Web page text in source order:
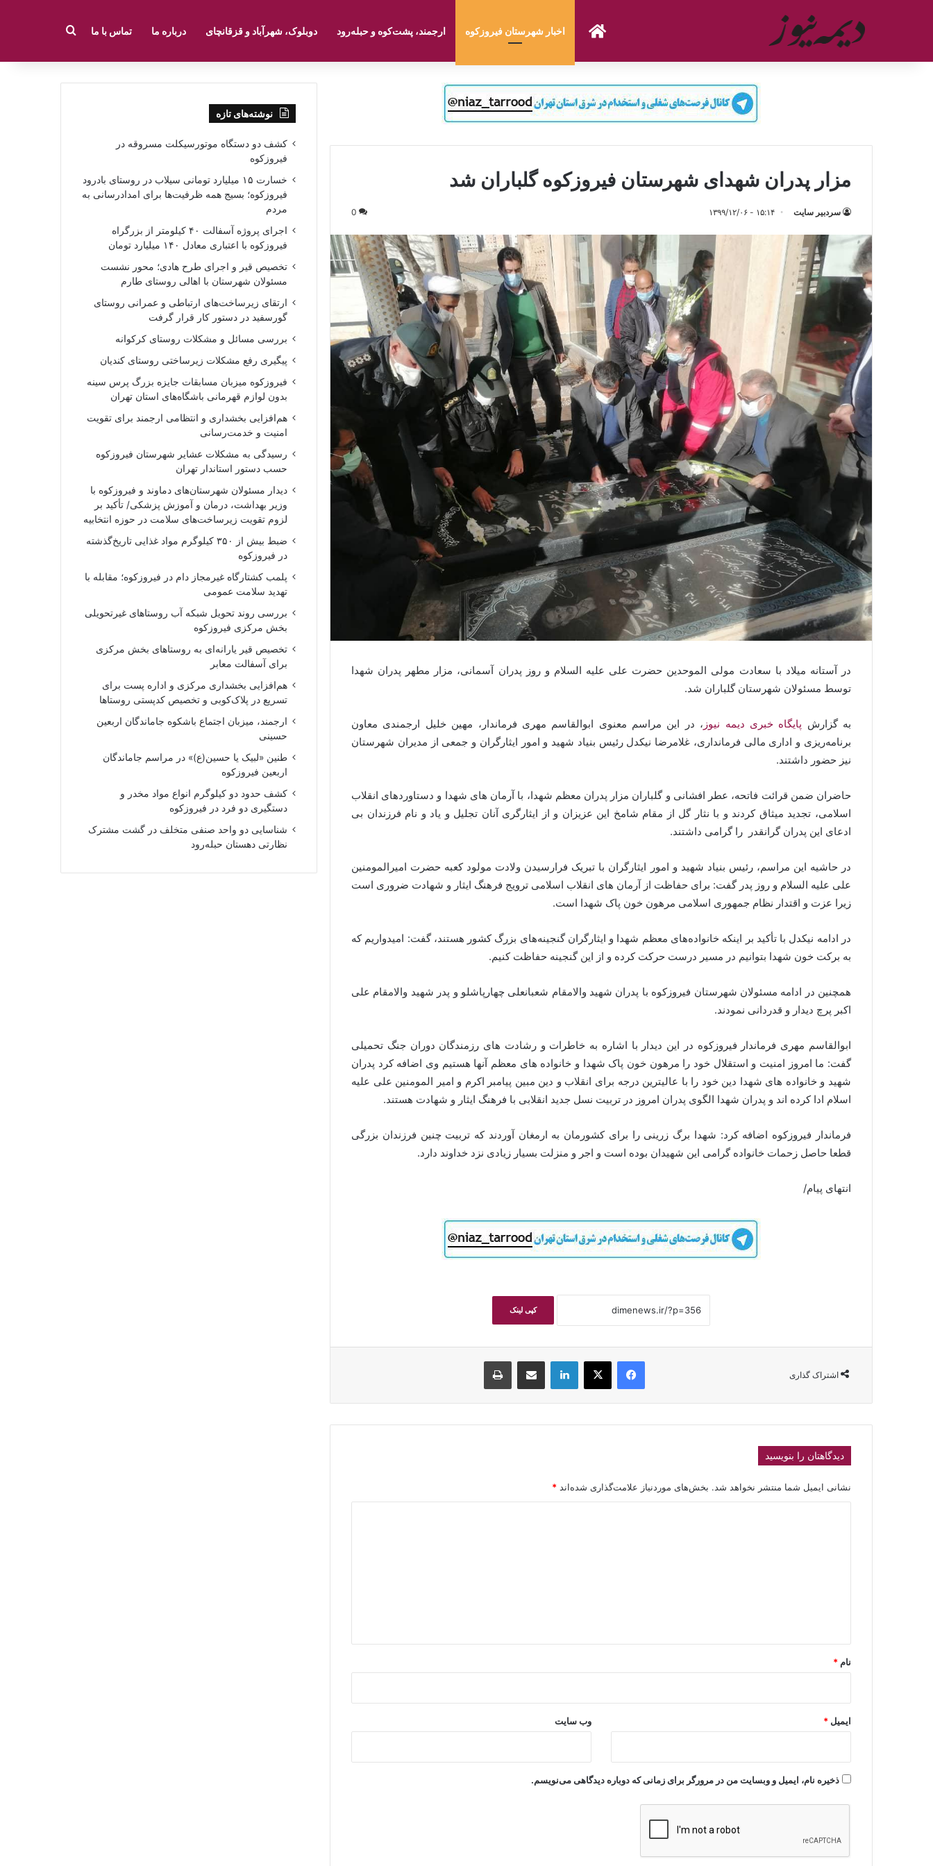
صفحه نخست
اخبار شهرستان فیروزکوه ارجمند، پشت‌کوه و حبله‌رود دوبلوک، شهرآباد و قزقانچای درباره ما تماس با ما جستجو برای
مزار پدران شهدای شهرستان فیروزکوه گلباران شد
سردبیر سایت ۱۵:۱۴ - ۱۳۹۹/۱۲/۰۶ 0
در آستانه میلاد با سعادت مولی الموحدین حضرت علی علیه السلام و روز پدران آسمانی، مزار مطهر پدران شهدا
توسط مسئولان شهرستان گلباران شد.
به گزارش پایگاه خبری دیمه نیوز ، در این مراسم معنوی ابوالقاسم مهری فرماندار، مهین خلیل ارجمندی معاون
برنامه‌ریزی و اداری مالی فرمانداری، غلامرضا نیکدل رئیس بنیاد شهید و امور ایثارگران و جمعی از مدیران شهرستان
نیز حضور داشتند.
حاضران ضمن قرائت فاتحه، عطر افشانی و گلباران مزار پدران معظم شهدا، با آرمان های شهدا و دستاوردهای انقلاب
اسلامی، تجدید میثاق کردند و با نثار گل از مقام شامخ این عزیزان و از ایثارگری آنان تجلیل و یاد و نام فرزندان بی
ادعای این پدران گرانقدر را گرامی داشتند.
در حاشیه این مراسم، رئیس بنیاد شهید و امور ایثارگران با تبریک فرارسیدن ولادت مولود کعبه حضرت امیرالمومنین
علی علیه السلام و روز پدر گفت: برای حفاظت از آرمان های انقلاب اسلامی ترویج فرهنگ ایثار و شهادت ضروری است
زیرا عزت و اقتدار نظام جمهوری اسلامی مرهون خون پاک شهدا است.
در ادامه نیکدل با تأکید بر اینکه خانواده‌های معظم شهدا و ایثارگران گنجینه‌های بزرگ کشور هستند، گفت: امیدواریم که
به برکت خون شهدا بتوانیم در مسیر درست حرکت کرده و از این گنجینه حفاظت کنیم.
همچنین در ادامه مسئولان شهرستان فیروزکوه با پدران شهید والامقام شعبانعلی چهارپاشلو و پدر شهید والامقام علی
اکبر پرچ دیدار و قدردانی نمودند.
ابوالقاسم مهری فرماندار فیروزکوه در این دیدار با اشاره به خاطرات و رشادت های رزمندگان دوران جنگ تحمیلی
گفت: ما امروز امنیت و استقلال خود را مرهون خون پاک شهدا و خانواده های معظم آنها هستیم وی اضافه کرد پدران
شهید و خانواده های شهدا دین خود را با عالیترین درجه برای انقلاب و دین مبین پیامبر اکرم و امیر المومنین علی علیه
اسلام ادا کرده اند و پدران شهدا الگوی پدران امروز در تربیت نسل جدید انقلابی با فرهنگ ایثار و شهادت هستند.
فرماندار فیروزکوه اضافه کرد: شهدا برگ زرینی را برای کشورمان به ارمغان آوردند که تربیت چنین فرزندان بزرگی
قطعا حاصل زحمات خانواده گرامی این شهیدان بوده است و اجر و منزلت بسیار زیادی نزد خداوند دارد.
انتهای پیام/
کپی لینک
اشتراک گذاری
فیسبوکایکس لینکداین اشتراک گذاری با ایمیل چاپ
دیدگاهتان را بنویسید
نشانی ایمیل شما منتشر نخواهد شد. بخش‌های موردنیاز علامت‌گذاری شده‌اند *
نام *
ایمیل * وب‌ سایت
ذخیره نام، ایمیل و وبسایت من در مرورگر برای زمانی که دوباره دیدگاهی می‌نویسم.
نوشته‌های تازه
کشف دو دستگاه موتورسیکلت مسروقه در
فیروزکوه
خسارت ۱۵ میلیارد تومانی سیلاب در روستای بادرود
فیروزکوه؛ بسیج همه ظرفیت‌ها برای امدادرسانی به
مردم
اجرای پروژه آسفالت ۴۰ کیلومتر از بزرگراه
فیروزکوه با اعتباری معادل ۱۴۰ میلیارد تومان
تخصیص قیر و اجرای طرح هادی؛ محور نشست
مسئولان شهرستان با اهالی روستای طارم
ارتقای زیرساخت‌های ارتباطی و عمرانی روستای
گورسفید در دستور کار قرار گرفت
بررسی مسائل و مشکلات روستای کرکوانه
پیگیری رفع مشکلات زیرساختی روستای کندیان
فیروزکوه میزبان مسابقات جایزه بزرگ پرس سینه
بدون لوازم قهرمانی باشگاه‌های استان تهران
هم‌افزایی بخشداری و انتظامی ارجمند برای تقویت
امنیت و خدمت‌رسانی
رسیدگی به مشکلات عشایر شهرستان فیروزکوه
حسب دستور استاندار تهران
دیدار مسئولان شهرستان‌های دماوند و فیروزکوه با
وزیر بهداشت، درمان و آموزش پزشکی/ تأکید بر
لزوم تقویت زیرساخت‌های سلامت در حوزه انتخابیه
ضبط بیش از ۳۵۰ کیلوگرم مواد غذایی تاریخ‌گذشته
در فیروزکوه
پلمب کشتارگاه غیرمجاز دام در فیروزکوه؛ مقابله با
تهدید سلامت عمومی
بررسی روند تحویل شبکه آب روستاهای غیرتحویلی
بخش مرکزی فیروزکوه
تخصیص قیر یارانه‌ای به روستاهای بخش مرکزی
برای آسفالت معابر
هم‌افزایی بخشداری مرکزی و اداره پست برای
تسریع در پلاک‌کوبی و تخصیص کدپستی روستاها
ارجمند، میزبان اجتماع باشکوه جاماندگان اربعین
حسینی
طنین «لبیک یا حسین(ع)» در مراسم جاماندگان
اربعین فیروزکوه
کشف حدود دو کیلوگرم انواع مواد مخدر و
دستگیری دو فرد در فیروزکوه
شناسایی دو واحد صنفی متخلف در گشت مشترک
نظارتی دهستان حبله‌رود